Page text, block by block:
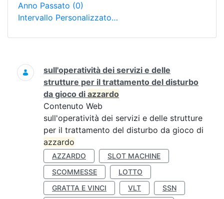
Anno Passato (0)
Intervallo Personalizzato…
Ricerca
sull'operatività dei servizi e delle
strutture per il trattamento del disturbo
da gioco di azzardo
Contenuto Web
sull'operatività dei servizi e delle strutture
per il trattamento del disturbo da gioco di
azzardo
AZZARDO
SLOT MACHINE
SCOMMESSE
LOTTO
GRATTA E VINCI
VLT
SSN